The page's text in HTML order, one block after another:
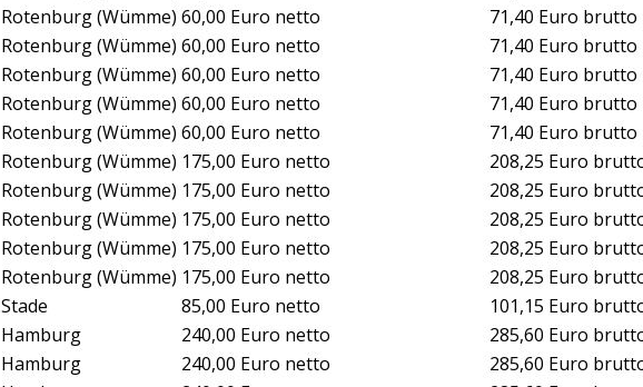
Rotenburg (Wümme) 60,00 Euro netto
71,40 Euro brutto
Rotenburg (Wümme) 60,00 Euro netto
71,40 Euro brutto
Rotenburg (Wümme) 60,00 Euro netto
71,40 Euro brutto
Rotenburg (Wümme) 60,00 Euro netto
71,40 Euro brutto
Rotenburg (Wümme) 60,00 Euro netto
71,40 Euro brutto
Rotenburg (Wümme) 175,00 Euro netto
208,25 Euro
Rotenburg (Wümme) 175,00 Euro netto
208,25 Euro
Rotenburg (Wümme) 175,00 Euro netto
208,25 Euro
Rotenburg (Wümme) 175,00 Euro netto
208,25 Euro
Rotenburg (Wümme) 175,00 Euro netto
208,25 Euro
Stade 85,00 Euro netto
101,15 Euro
Hamburg 240,00 Euro netto
285,60 Euro
Hamburg 240,00 Euro netto
285,60 Euro